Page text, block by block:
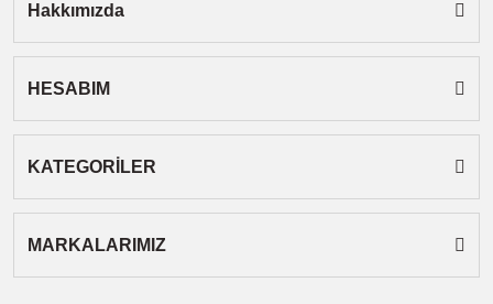
Gönder
Hakkımızda
HESABIM
KATEGORİLER
MARKALARIMIZ